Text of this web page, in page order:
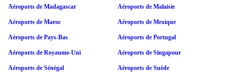
Aéroports de Madagascar Aéroports de Malaisie
Aéroports de Maroc Aéroports de Mexique
Aéroports de Pays-Bas Aéroports de Portugal
Aéroports de Royaume-Uni Aéroports de Singapour
Aéroports de Sénégal Aéroports de Suède